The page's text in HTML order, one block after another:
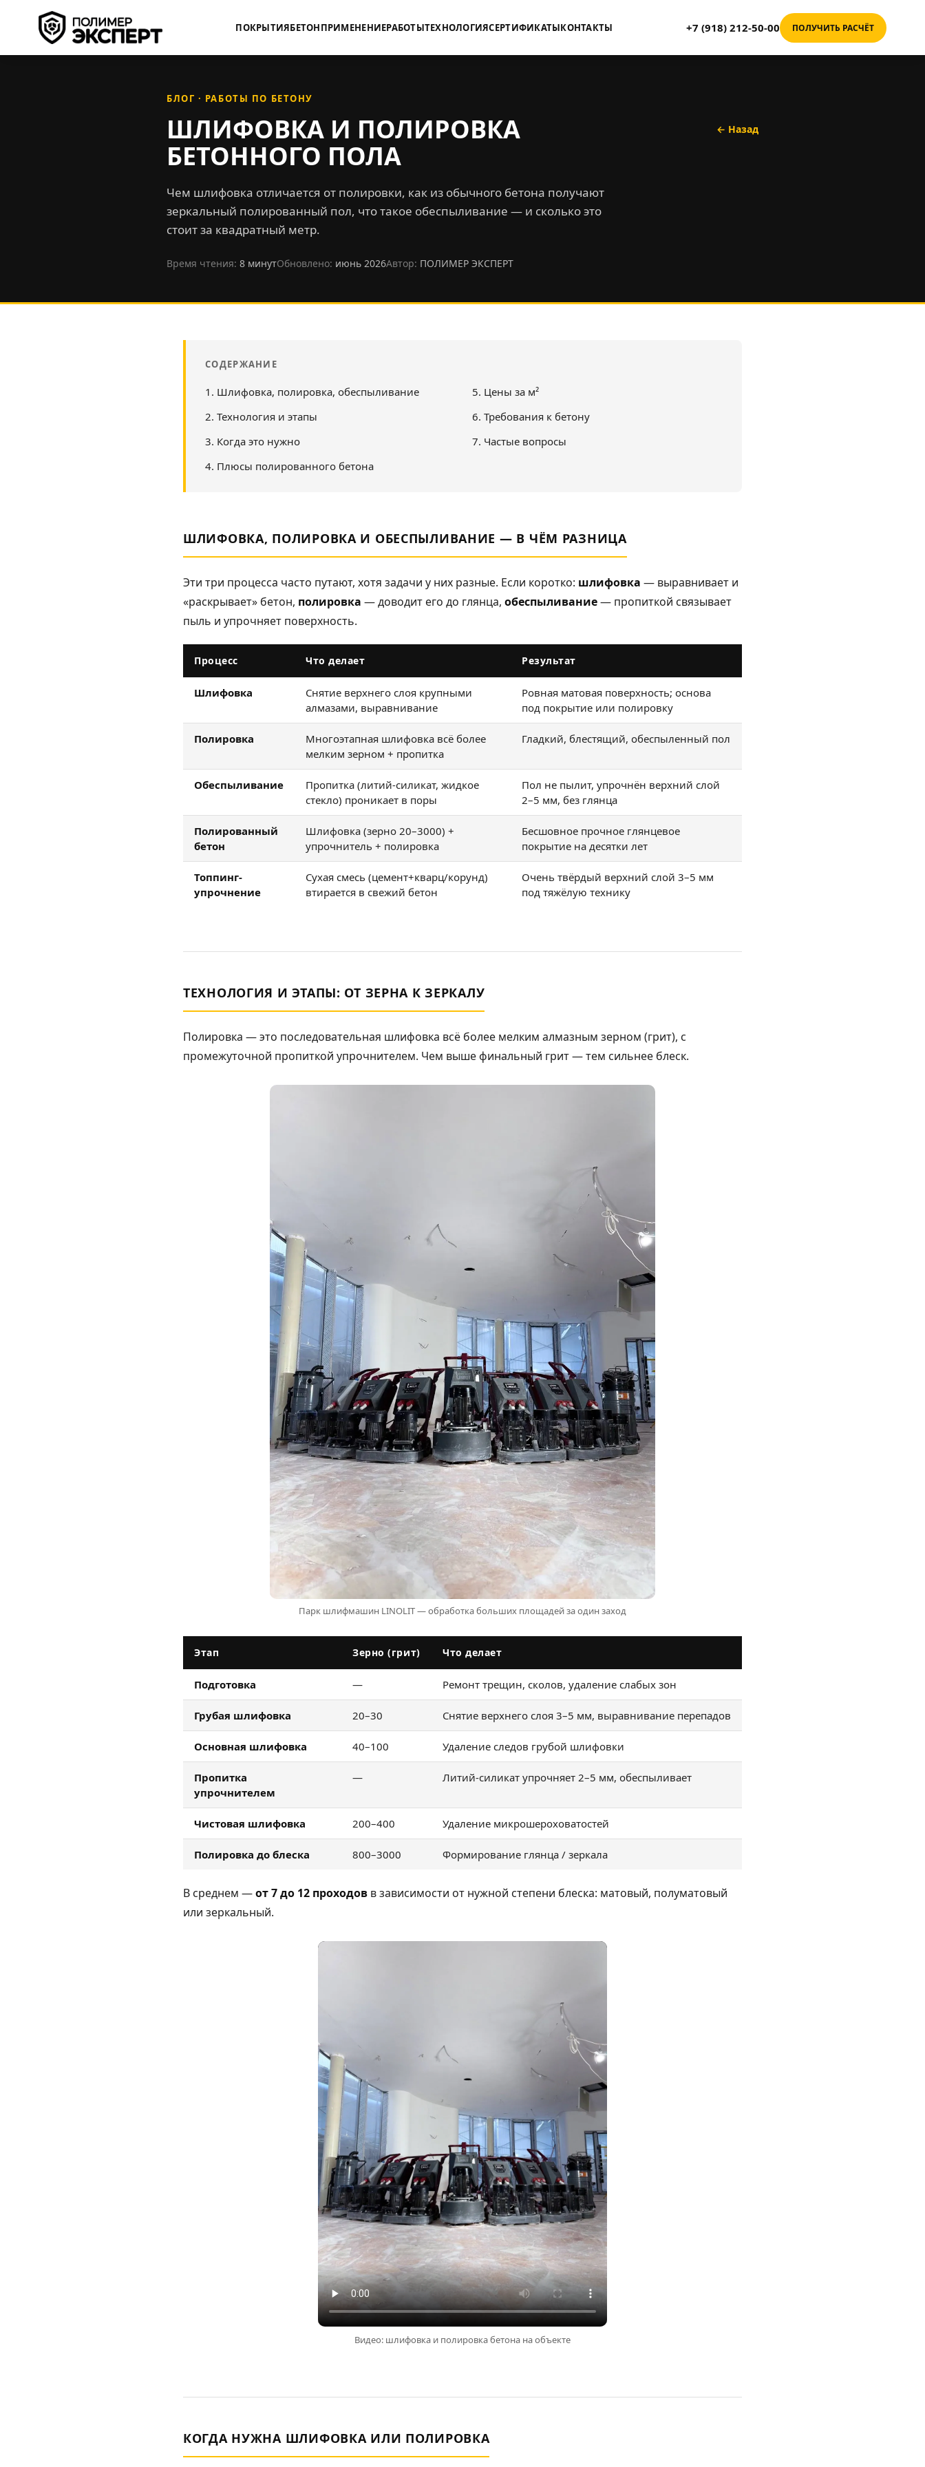
ПОКРЫТИЯБЕТОНПРИМЕНЕНИЕРАБОТЫТЕХНОЛОГИЯСЕРТИФИКАТЫКОНТАКТЫ +7 (918) 212-50-00 ПОЛУЧИТЬ РАСЧЁТ
БЛОГ · РАБОТЫ ПО БЕТОНУ
ШЛИФОВКА И ПОЛИРОВКА
БЕТОННОГО ПОЛА
← Назад
Чем шлифовка отличается от полировки, как из обычного бетона получают
зеркальный полированный пол, что такое обеспыливание — и сколько это
стоит за квадратный метр.
Время чтения: 8 минутОбновлено: июнь 2026Автор: ПОЛИМЕР ЭКСПЕРТ
СОДЕРЖАНИЕ
1. Шлифовка, полировка, обеспыливание
2. Технология и этапы
3. Когда это нужно
4. Плюсы полированного бетона
5. Цены за м²
6. Требования к бетону
7. Частые вопросы
ШЛИФОВКА, ПОЛИРОВКА И ОБЕСПЫЛИВАНИЕ — В ЧЁМ РАЗНИЦА
Эти три процесса часто путают, хотя задачи у них разные. Если коротко: шлифовка — выравнивает и
«раскрывает» бетон, полировка — доводит его до глянца, обеспыливание— пропиткой связывает
пыль и упрочняет поверхность.
Процесс Что делает Результат
Шлифовка
Снятие верхнего слоя крупными
алмазами, выравнивание
Ровная матовая поверхность; основа
под покрытие или полировку
Полировка
Многоэтапная шлифовка всё более
мелким зерном + пропитка
Гладкий, блестящий, обеспыленный пол
Обеспыливание
Пропитка (литий-силикат, жидкое
стекло) проникает в поры
Пол не пылит, упрочнён верхний слой
2–5 мм, без глянца
Полированный
бетон
Шлифовка (зерно 20–3000) +
упрочнитель + полировка
Бесшовное прочное глянцевое
покрытие на десятки лет
Топпинг-
упрочнение
Сухая смесь (цемент+кварц/корунд)
втирается в свежий бетон
Очень твёрдый верхний слой 3–5 мм
под тяжёлую технику
ТЕХНОЛОГИЯ И ЭТАПЫ: ОТ ЗЕРНА К ЗЕРКАЛУ
Полировка — это последовательная шлифовка всё более мелким алмазным зерном (грит), с
промежуточной пропиткой упрочнителем. Чем выше финальный грит — тем сильнее блеск.
Парк шлифмашин LINOLIT — обработка больших площадей за один заход
Этап Зерно (грит) Что делает
Подготовка — Ремонт трещин, сколов, удаление слабых зон
Грубая шлифовка 20–30 Снятие верхнего слоя 3–5 мм, выравнивание перепадов
Основная шлифовка 40–100 Удаление следов грубой шлифовки
Пропитка
упрочнителем
— Литий-силикат упрочняет 2–5 мм, обеспыливает
Чистовая шлифовка 200–400 Удаление микрошероховатостей
Полировка до блеска 800–3000 Формирование глянца / зеркала
В среднем —от 7 до 12 проходов в зависимости от нужной степени блеска: матовый, полуматовый
или зеркальный.
Видео: шлифовка и полировка бетона на объекте
КОГДА НУЖНА ШЛИФОВКА ИЛИ ПОЛИРОВКА